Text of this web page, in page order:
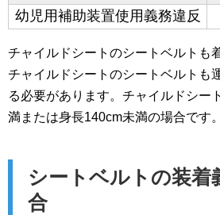
幼児用補助装置使用義務違反
チャイルドシートのシートベルトも
チャイルドシートのシートベルトも
る必要があります。チャイルドシー
満または身長140cm未満の場合です。
シートベルトの装着
合